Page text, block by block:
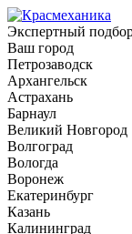
Экспертный
Ваш город
Петрозаводск
Архангельск
Астрахань
Барнаул
Великий Новгород
Волгоград
Вологда
Воронеж
Екатеринбург
Казань
Калининград